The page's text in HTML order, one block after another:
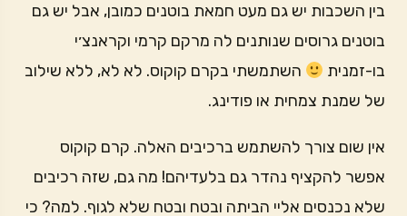
בין השכבות יש גם מעט חמאת בוטנים כמובן, אבל יש גם
בוטנים גרוסים שנותנים לה מרקם קרמי וקראנצ׳י
בו-זמנית
השתמשתי בקרם קוקוס. לא לא, ללא שילוב
של שמנת צמחית או פודינג.
אין שום צורך להשתמש ברכיבים האלה. קרם קוקוס
אפשר להקציף נהדר גם בלעדיהם! מה גם, שזה רכיבים
שלא נכנסים אליי הביתה ובטח ובטח שלא לגוף. למה? כי